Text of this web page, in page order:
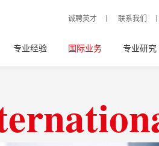
诚聘英才 联系我们
专业经验 国际业务 专业研究